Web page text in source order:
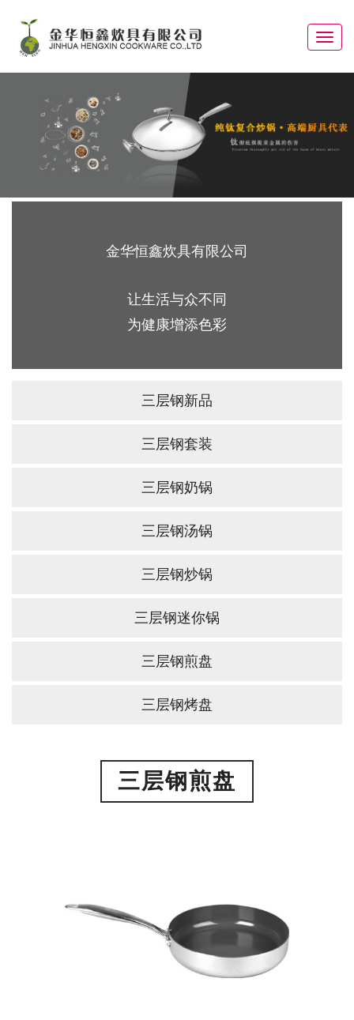
Toggle
金华恒鑫炊具有限公司
让生活与众不同
为健康增添色彩
三层钢新品
三层钢套装
三层钢奶锅
三层钢汤锅
三层钢炒锅
三层钢迷你锅
三层钢煎盘
三层钢烤盘
三层钢煎盘